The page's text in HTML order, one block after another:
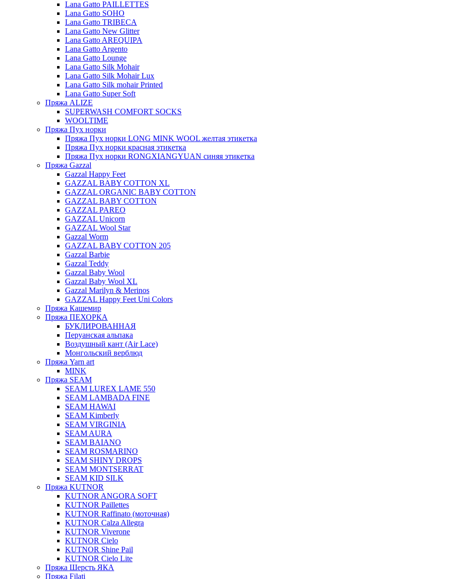
Lana Gatto PAILLETTES
Lana Gatto SOHO
Lana Gatto TRIBECA
Lana Gatto New Glitter
Lana Gatto AREQUIPA
Lana Gatto Argento
Lana Gatto Lounge
Lana Gatto Silk Mohair
Lana Gatto Silk Mohair Lux
Lana Gatto Silk mohair Printed
Lana Gatto Super Soft
Пряжа ALIZE
SUPERWASH COMFORT SOCKS
WOOLTIME
Пряжа Пух норки
Пряжа Пух норки LONG MINK WOOL желтая этикетка
Пряжа Пух норки красная этикетка
Пряжа Пух норки RONGXIANGYUAN синяя этикетка
Пряжа Gazzal
Gazzal Happy Feet
GAZZAL BABY COTTON XL
GAZZAL ORGANIC BABY COTTON
GAZZAL BABY COTTON
GAZZAL PAREO
GAZZAL Unicorn
GAZZAL Wool Star
Gazzal Worm
GAZZAL BABY COTTON 205
Gazzal Barbie
Gazzal Teddy
Gazzal Baby Wool
Gazzal Baby Wool XL
Gazzal Marilyn & Merinos
GAZZAL Happy Feet Uni Colors
Пряжа Кашемир
Пряжа ПЕХОРКА
БУКЛИРОВАННАЯ
Перуанская альпака
Воздушный кант (Air Lace)
Монгольский верблюд
Пряжа Yarn art
MINK
Пряжа SEAM
SEAM LUREX LAME 550
SEAM LAMBADA FINE
SEAM HAWAI
SEAM Kimberly
SEAM VIRGINIA
SEAM AURA
SEAM BAIANO
SEAM ROSMARINO
SEAM SHINY DROPS
SEAM MONTSERRAT
SEAM KID SILK
Пряжа KUTNOR
KUTNOR ANGORA SOFT
KUTNOR Paillettes
KUTNOR Raffinato (моточная)
KUTNOR Calza Allegra
KUTNOR Viverone
KUTNOR Cielo
KUTNOR Shine Pail
KUTNOR Cielo Lite
Пряжа Шерсть ЯКА
Пряжа Filati